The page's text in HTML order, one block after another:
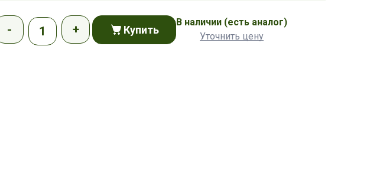
Купить
В наличии (есть аналог)
Уточнить цену